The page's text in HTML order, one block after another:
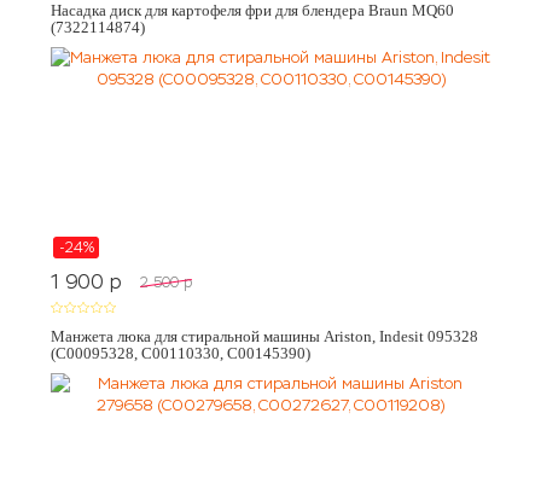
Насадка диск для картофеля фри для блендера Braun MQ60
(7322114874)
-24%
1 900 p 2 500 p
Манжета люка для стиральной машины Ariston, Indesit 095328
(C00095328, C00110330, C00145390)